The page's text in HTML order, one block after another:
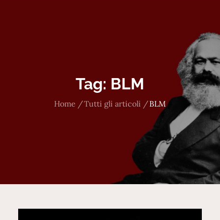
Tag: BLM
Home Tutti gli articoli BLM